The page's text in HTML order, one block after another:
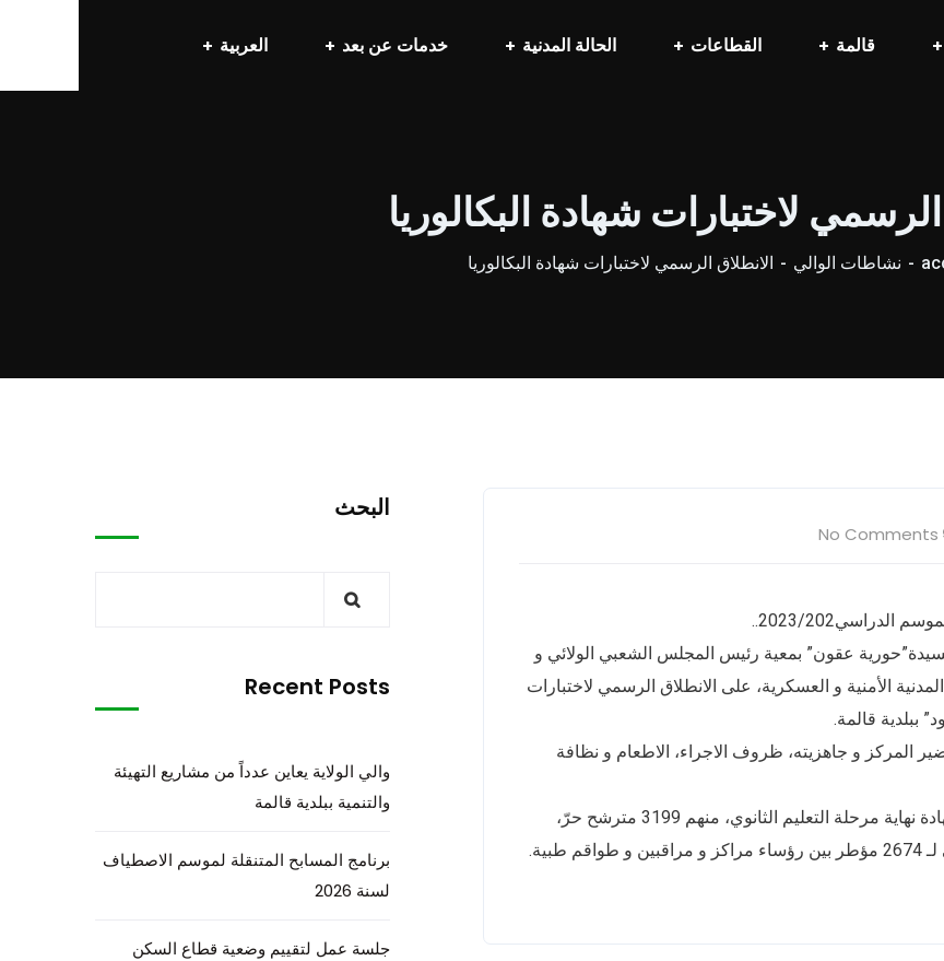
قالمة القطاعات الحالة المدنية خدمات عن بعد العربية
لاختبارات شهادة البكالوريا
نشاطات الوالي الانطلاق الرسمي لاختبارات شهادة البكالوريا
No Comments
11 جوان 2023 والي الولاية السيدة”حورية عقون” بمعية رئيس المجلس الشعبي الولائي و
الأمنية و العسكرية، على الانطلاق الرسمي لاختبارات
ببلدية قالمة.
المركز و جاهزيته، ظروف الاجراء، الاطعام و نظافة
يذكر أنه، تم تسجيل لهاته الدورة 9813 مترشح لاجتياز شهادة نهاية مرحلة التعليم الثانوي، منهم 3199 مترشح حرّ،
البحث
Recent Posts
والي الولاية يعاين عدداً من مشاريع التهيئة
والتنمية ببلدية قالمة
برنامج المسابح المتنقلة لموسم الاصطياف
لسنة 2026
جلسة عمل لتقييم وضعية قطاع السكن